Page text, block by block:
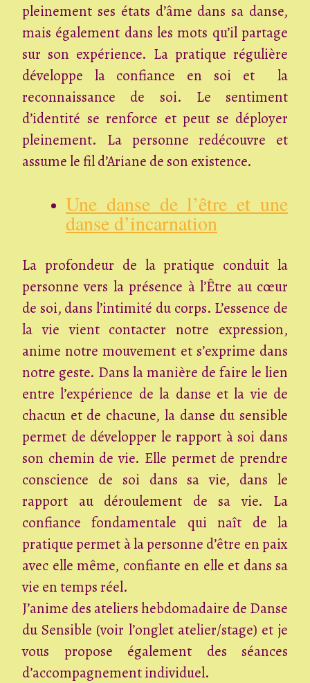
pleinement ses états d’âme dans sa danse,
mais également dans les mots qu’il partage
sur son expérience. La pratique régulière
développe la confiance en soi et la
reconnaissance de soi. Le sentiment
d’identité se renforce et peut se déployer
pleinement. La personne redécouvre et
assume le fil d’Ariane de son existence.
Une danse de l’être et une
danse d’incarnation
La profondeur de la pratique conduit la
personne vers la présence à l’Être au cœur
de soi, dans l’intimité du corps. L’essence de
la vie vient contacter notre expression,
anime notre mouvement et s’exprime dans
notre geste. Dans la manière de faire le lien
entre l’expérience de la danse et la vie de
chacun et de chacune, la danse du sensible
permet de développer le rapport à soi dans
son chemin de vie. Elle permet de prendre
conscience de soi dans sa vie, dans le
rapport au déroulement de sa vie. La
confiance fondamentale qui naît de la
pratique permet à la personne d’être en paix
avec elle même, confiante en elle et dans sa
vie en temps réel.
J’anime des ateliers hebdomadaire de Danse
du Sensible (voir l’onglet atelier/stage) et je
vous propose également des séances
d’accompagnement individuel.